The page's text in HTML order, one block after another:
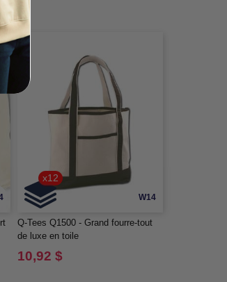
W14
x12
Q-Tees Q1500 - Grand fourre-tout
de luxe en toile
10,92 $